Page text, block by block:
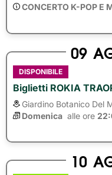
CONCERTO K-POP E
09
DISPONIBILE
Biglietti ROKIA
Giardino Botanico Del
Domenica alle ore
10